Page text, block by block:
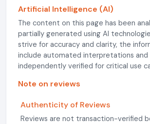
Artificial Intelligence (AI)
The content on this page has been
partially generated using AI
strive for accuracy and clarity, the
include automated interpretations and
independently verified for critical use
Note on reviews
Authenticity of Reviews
Reviews are not transaction-verified